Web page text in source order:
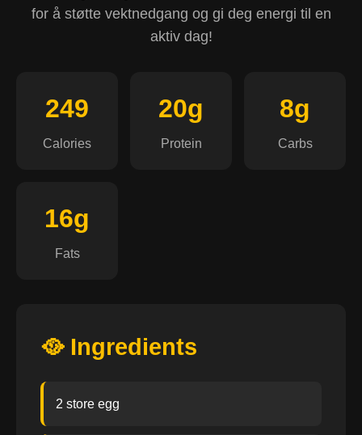
for å støtte vektnedgang og gi deg energi til en
aktiv dag!
249
Calories
20g
Protein
8g
Carbs
16g
Fats
🥘 Ingredients
2 store egg